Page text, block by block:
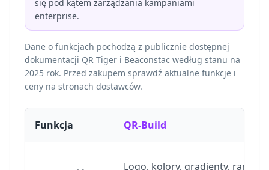
się pod kątem zarządzania kampaniami
enterprise.
Dane o funkcjach pochodzą z publicznie dostępnej
dokumentacji QR Tiger i Beaconstac według stanu na
2025 rok. Przed zakupem sprawdź aktualne funkcje i
ceny na stronach dostawców.
Funkcja QR-Build
Logo, kolory, gradienty, ramki,